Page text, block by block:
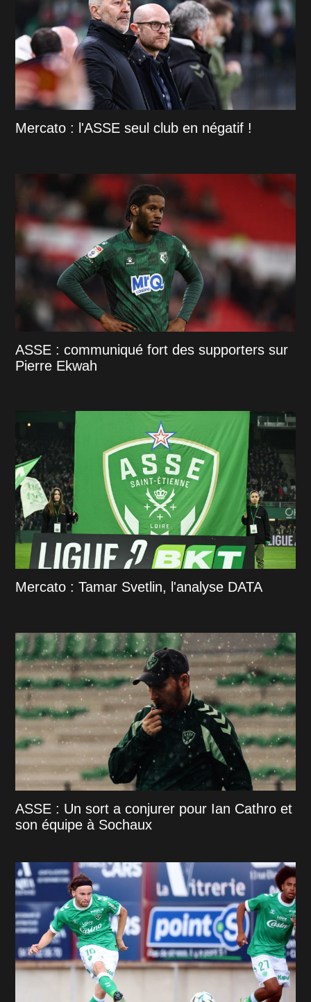
Mercato : l'ASSE seul club en négatif !
ASSE : communiqué fort des supporters sur
Pierre Ekwah
Mercato : Tamar Svetlin, l'analyse DATA
ASSE : Un sort a conjurer pour Ian Cathro et
son équipe à Sochaux